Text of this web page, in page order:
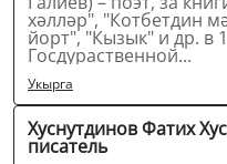
хәлләр", "Котбетдин
йорт", "Кызык" и др. в
Госдураственной...
Укырга
Хуснутдинов Фатих
писатель